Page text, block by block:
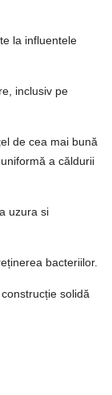
la influentele
inclusiv pe
de cea mai bună
a căldurii
uzura si
bacteriilor.
solidă